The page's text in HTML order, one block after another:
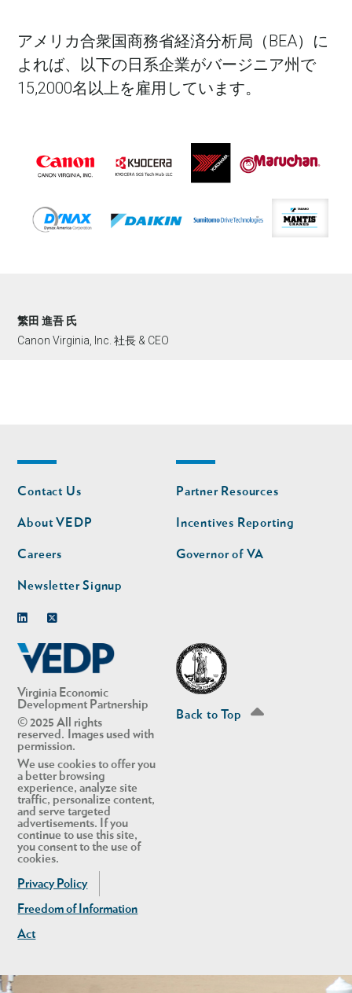
アメリカ合衆国商務省経済分析局（BEA）に
よれば、以下の日系企業がバージニア州で
15,2000名以上を雇用しています。
繁田 進吾 氏
Canon Virginia, Inc. 社長 & CEO
Virginia Economic
Development Partnership
© 2025 All rights
reserved. Images used with
permission.
We use cookies to offer you
a better browsing
experience, analyze site
traffic, personalize content,
and serve targeted
advertisements. If you
continue to use this site,
you consent to the use of
cookies.
Privacy Policy
Freedom of Information
Act
Footer
nav
Contact Us
About VEDP
Careers
Newsletter Signup
Footer
nav
second
Partner Resources
Incentives Reporting
Governor of VA
Back to Top